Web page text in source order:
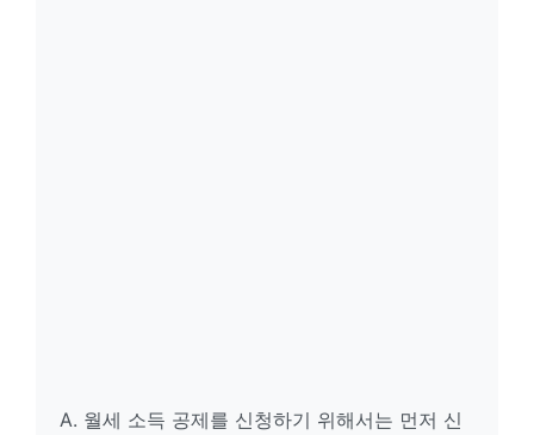
A. 월세 소득 공제를 신청하기 위해서는 먼저 신